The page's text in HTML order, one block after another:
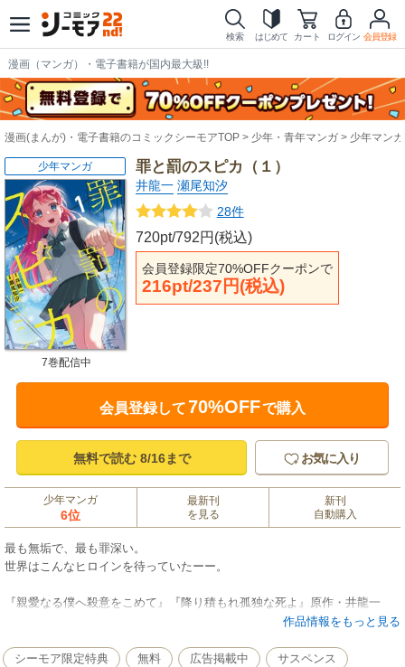
検索 はじめて カート ログイン 会員登録
漫画（マンガ）・電子書籍が国内最大級!!
漫画(まんが)・電子書籍のコミックシーモアTOP 少年・青年マンガ 少年マンガ
罪と罰のスピカ（１）
井龍一 瀬尾知汐
28件
720pt/792円(税込)
会員登録限定70%OFFクーポンで
216pt/237円(税込)
少年マンガ
7巻配信中
会員登録して70%OFFで購入
無料で読む 8/16まで お気に入り
少年マンガ
6位
最新刊
を見る
新刊
自動購入
最も無垢で、最も罪深い。
世界はこんなヒロインを待っていたーー。
『親愛なる僕へ殺意をこめて』『降り積もれ孤独な死よ』原作・井龍一
作品情報をもっと見る
シーモア限定特典 無料 広告掲載中 サスペンス